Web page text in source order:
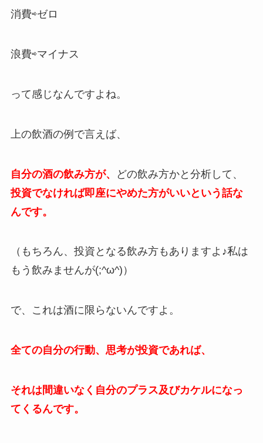
消費⇨ゼロ
浪費⇨マイナス
って感じなんですよね。
上の飲酒の例で言えば、
自分の酒の飲み方が、
どの飲み方かと分析して、
投資でなければ即座にやめた方がいいという話な
んです。
（もちろん、投資となる飲み方もありますよ♪私は
もう飲みませんが(;^ω^)）
で、これは酒に限らないんですよ。
全ての自分の行動、思考が投資であれば、
それは間違いなく自分のプラス及びカケルになっ
てくるんです。